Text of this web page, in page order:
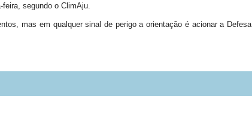
segundo o ClimAju.
mas em qualquer sinal de perigo a orientação é acionar a Defesa